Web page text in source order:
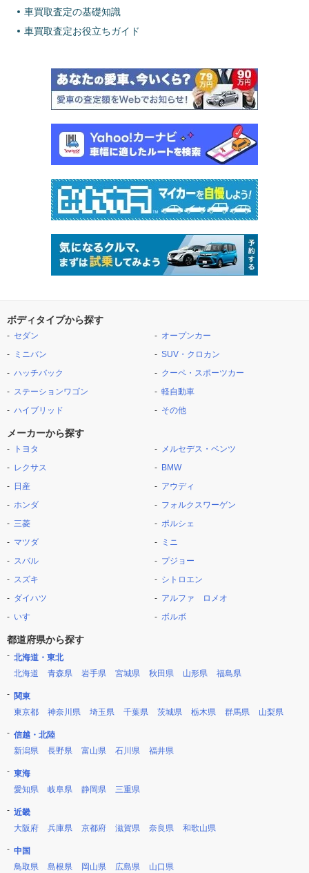
車買取査定の基礎知識
車買取査定お役立ちガイド
ボディタイプから探す
セダン
ミニバン
ハッチバック
ステーションワゴン
ハイブリッド
オープンカー
SUV・クロカン
クーペ・スポーツカー
軽自動車
その他
メーカーから探す
トヨタ
レクサス
日産
ホンダ
三菱
マツダ
スバル
スズキ
ダイハツ
いすゞ
メルセデス・ベンツ
BMW
アウディ
フォルクスワーゲン
ポルシェ
ミニ
プジョー
シトロエン
アルファ ロメオ
ボルボ
都道府県から探す
北海道・東北
北海道
青森県 岩手県 宮城県 秋田県 山形県 福島県
関東
東京都
神奈川県 埼玉県 千葉県 茨城県 栃木県 群馬県 山梨県
信越・北陸
新潟県
長野県 富山県 石川県 福井県
東海
愛知県
岐阜県 静岡県 三重県
近畿
大阪府
兵庫県 京都府 滋賀県 奈良県 和歌山県
中国
鳥取県
島根県 岡山県 広島県 山口県